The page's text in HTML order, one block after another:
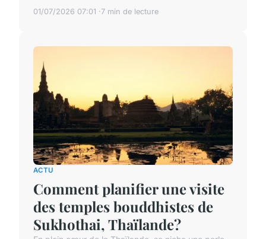
01/07/2026 07:01 7 min de lecture
ACTU
Comment planifier une visite
des temples bouddhistes de
Sukhothai, Thaïlande?